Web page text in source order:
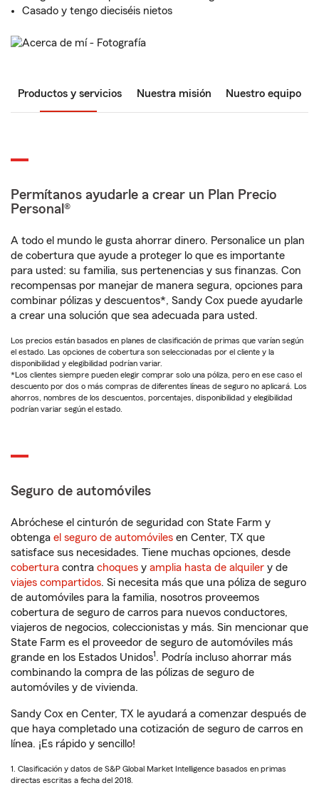
Casado y tengo dieciséis nietos
Productos y servicios Nuestra misión Nuestro equipo
Permítanos ayudarle a crear un Plan Precio
Personal®
A todo el mundo le gusta ahorrar dinero. Personalice un plan
de cobertura que ayude a proteger lo que es importante
para usted: su familia, sus pertenencias y sus finanzas. Con
recompensas por manejar de manera segura, opciones para
combinar pólizas y descuentos*, Sandy Cox puede ayudarle
a crear una solución que sea adecuada para usted.
Los precios están basados en planes de clasificación de primas que varían según
el estado. Las opciones de cobertura son seleccionadas por el cliente y la
disponibilidad y elegibilidad podrían variar.
*Los clientes siempre pueden elegir comprar solo una póliza, pero en ese caso el
descuento por dos o más compras de diferentes líneas de seguro no aplicará. Los
ahorros, nombres de los descuentos, porcentajes, disponibilidad y elegibilidad
podrían variar según el estado.
Seguro de automóviles
Abróchese el cinturón de seguridad con State Farm y
obtenga el seguro de automóviles en Center, TX que
satisface sus necesidades. Tiene muchas opciones, desde
cobertura contra choques y amplia hasta de alquiler y de
viajes compartidos. Si necesita más que una póliza de seguro
de automóviles para la familia, nosotros proveemos
cobertura de seguro de carros para nuevos conductores,
viajeros de negocios, coleccionistas y más. Sin mencionar que
State Farm es el proveedor de seguro de automóviles más
grande en los Estados Unidos1 . Podría incluso ahorrar más
combinando la compra de las pólizas de seguro de
automóviles y de vivienda.
Sandy Cox en Center, TX le ayudará a comenzar después de
que haya completado una cotización de seguro de carros en
línea. ¡Es rápido y sencillo!
1. Clasificación y datos de S&P Global Market Intelligence basados en primas
directas escritas a fecha del 2018.